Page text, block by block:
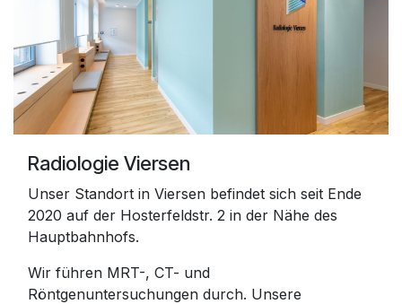
Radiologie Viersen
Unser Standort in Viersen befindet sich seit Ende
2020 auf der Hosterfeldstr. 2 in der Nähe des
Hauptbahnhofs.
Wir führen MRT-, CT- und
Röntgenuntersuchungen durch. Unsere